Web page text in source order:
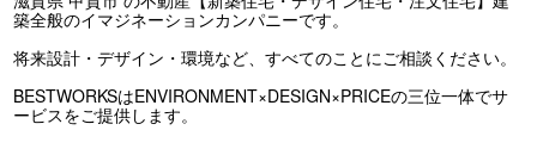
築全般のイマジネーションカンパニーです。
将来設計・デザイン・環境など、すべてのことにご相談ください。
BESTWORKSはENVIRONMENT×DESIGN×PRICEの三位一体でサ
ービスをご提供します。